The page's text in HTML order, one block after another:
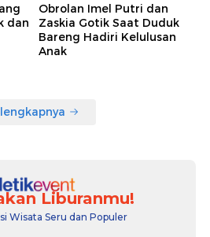
dan
Obrolan Imel Putri dan
Zaskia Gotik Saat Duduk
Bareng Hadiri Kelulusan
Anak
Liburanmu!
Wisata Seru dan Populer